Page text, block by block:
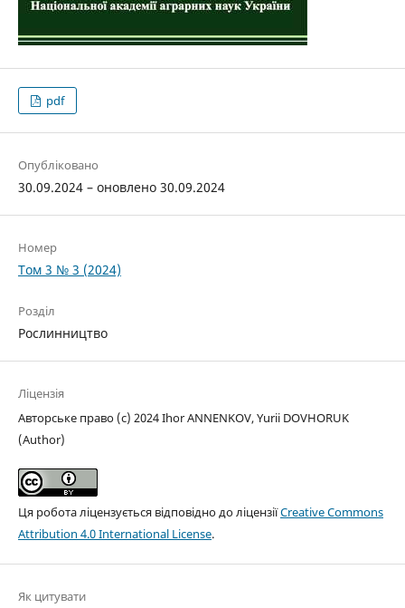
pdf
Опубліковано
30.09.2024 – оновлено 30.09.2024
Номер
Том 3 № 3 (2024)
Розділ
Рослинництво
Ліцензія
Авторське право (c) 2024 Ihor ANNENKOV, Yuriі DOVHORUK
(Author)
Ця робота ліцензується відповідно до ліцензіїCreative Commons
Attribution 4.0 International License.
Як цитувати